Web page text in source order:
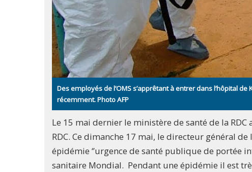
Des employés de l’OMS s’apprêtant à entrer dans l’hôpital
récemment. Photo AFP
Le 15 mai dernier le ministère de santé de la
RDC. Ce dimanche 17 mai, le directeur général
épidémie ‘’urgence de santé publique de portée
sanitaire Mondial. Pendant une épidémie il est